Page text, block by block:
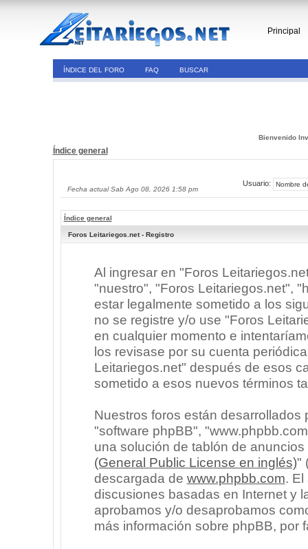
Principal
ÍNDICE DEL FORO FAQ BUSCAR
Bienvenido
Índice general
Fecha actual Sab Ago 08, 2026 1:58 pm
Usuario:
Índice general
Foros Leitariegos.net - Registro
Al ingresar en "Foros
"nuestro", "Foros Leitariegos.net",
estar legalmente sometido a los
no se registre y/o use "Foros
en cualquier momento e
los revisase por su cuenta
Leitariegos.net" después de esos
sometido a esos nuevos términos
Nuestros foros están
"software phpBB",
una solución de tablón de
(General Public License en inglés)"
descargada de www.phpbb.com. El
discusiones basadas en Internet y
aprobamos y/o desaprobamos
más información sobre phpBB, por